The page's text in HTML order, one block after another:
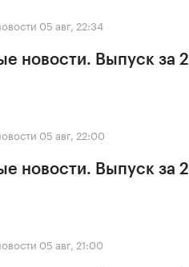
05 авг, 22:34
новости. Выпуск
05 авг, 22:00
новости. Выпуск за
05 авг, 21:00